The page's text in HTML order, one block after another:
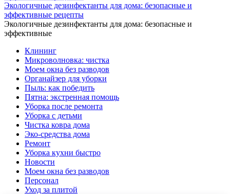
Экологичные дезинфектанты для дома: безопасные и
эффективные рецепты
Экологичные дезинфектанты для дома: безопасные и
эффективные
Клининг
Микроволновка: чистка
Моем окна без разводов
Органайзер для уборки
Пыль: как победить
Пятна: экстренная помощь
Уборка после ремонта
Уборка с детьми
Чистка ковра дома
Эко-средства дома
Ремонт
Уборка кухни быстро
Новости
Моем окна без разводов
Персонал
Уход за плитой